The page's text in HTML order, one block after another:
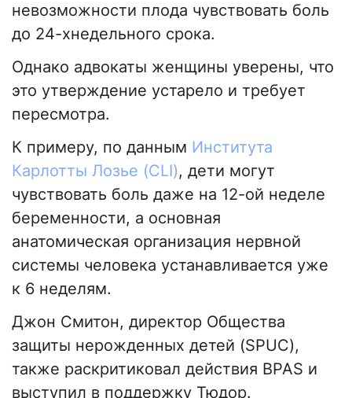
невозможности плода чувствовать боль
до 24-хнедельного срока.
Однако адвокаты женщины уверены, что
это утверждение устарело и требует
пересмотра.
К примеру, по данным Института
Карлотты Лозье (CLI), дети могут
чувствовать боль даже на 12-ой неделе
беременности, а основная
анатомическая организация нервной
системы человека устанавливается уже
к 6 неделям.
Джон Смитон, директор Общества
защиты нерожденных детей (SPUC),
также раскритиковал действия BPAS и
выступил в поддержку Тюдор.